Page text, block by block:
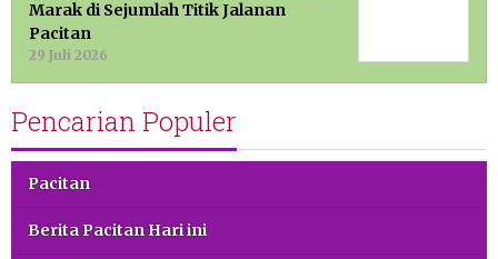
Marak di Sejumlah Titik Jalanan
Pacitan
29 Juli 2026
Pencarian Populer
Pacitan
Berita Pacitan Hari ini